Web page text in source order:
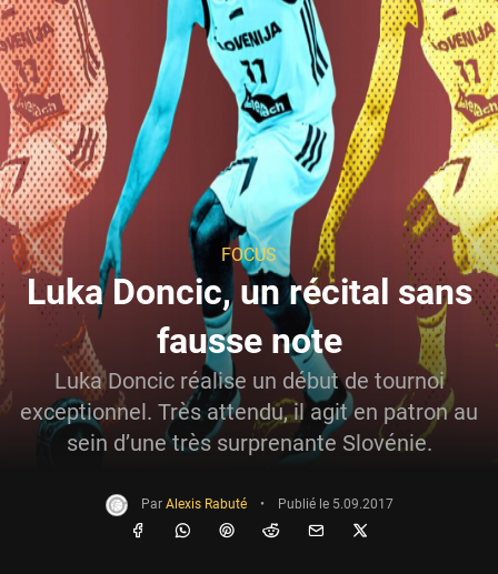
FOCUS
Luka Doncic, un récital sans
fausse note
Luka Doncic réalise un début de tournoi
exceptionnel. Très attendu, il agit en patron au
sein d’une très surprenante Slovénie.
Par Alexis Rabuté • Publié le 5.09.2017